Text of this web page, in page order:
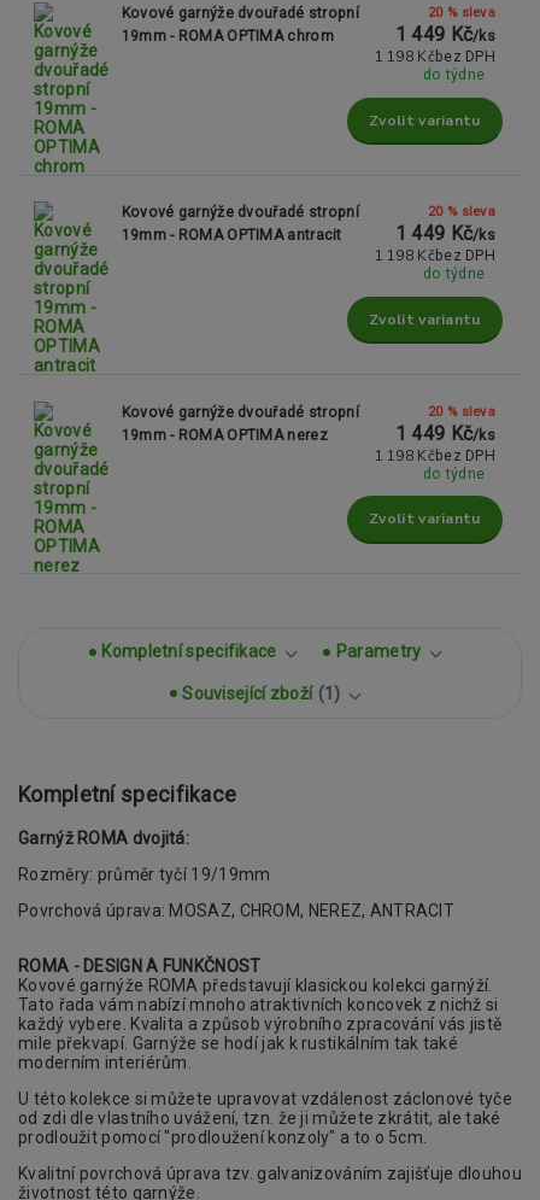
Kovové garnýže dvouřadé stropní
19mm - ROMA OPTIMA chrom
20 % sleva
1 449 Kč/ks
1 198 Kč bez DPH
do týdne
Zvolit variantu
Kovové garnýže dvouřadé stropní
19mm - ROMA OPTIMA antracit
20 % sleva
1 449 Kč/ks
1 198 Kč bez DPH
do týdne
Zvolit variantu
Kovové garnýže dvouřadé stropní
19mm - ROMA OPTIMA nerez
20 % sleva
1 449 Kč/ks
1 198 Kč bez DPH
do týdne
Zvolit variantu
Kompletní specifikace Parametry
Související zboží 1
Kompletní specifikace
Garnýž ROMA dvojitá:
Rozměry: průměr tyčí 19/19mm
Povrchová úprava: MOSAZ, CHROM, NEREZ, ANTRACIT
ROMA - DESIGN A FUNKČNOST
Kovové garnýže ROMA představují klasickou kolekci garnýží.
Tato řada vám nabízí mnoho atraktivních koncovek z nichž si
každý vybere. Kvalita a způsob výrobního zpracování vás jistě
mile překvapí. Garnýže se hodí jak k rustikálním tak také
moderním interiérům.
U této kolekce si můžete upravovat vzdálenost záclonové tyče
od zdi dle vlastního uvážení, tzn. že ji můžete zkrátit, ale také
prodloužit pomocí "prodloužení konzoly" a to o 5cm.
Kvalitní povrchová úprava tzv. galvanizováním zajišťuje dlouhou
životnost této garnýže.